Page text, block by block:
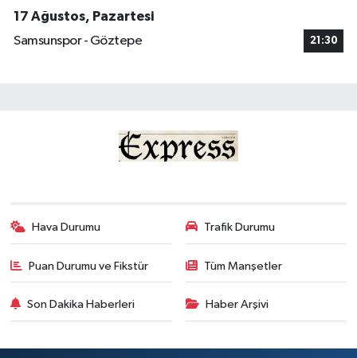
17 Ağustos, Pazartesi
Samsunspor - Göztepe
21:30
Hava Durumu Trafik Durumu
Puan Durumu ve Fikstür Tüm Manşetler
Son Dakika Haberleri Haber Arşivi